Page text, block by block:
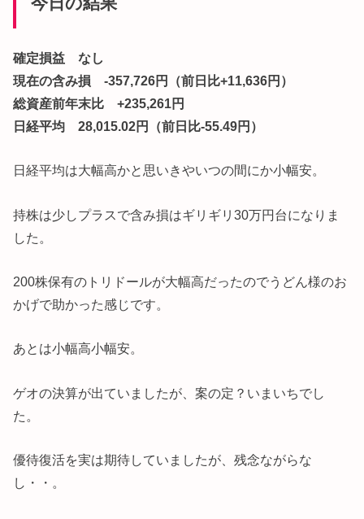
確定損益 なし
現在の含み損 -357,726円（前日比+11,636円）
総資産前年末比 +235,261円
日経平均 28,015.02円（前日比-55.49円）
日経平均は大幅高かと思いきやいつの間にか小幅安。
持株は少しプラスで含み損はギリギリ30万円台になりま
した。
200株保有のトリドールが大幅高だったのでうどん様のお
かげで助かった感じです。
あとは小幅高小幅安。
ゲオの決算が出ていましたが、案の定？いまいちでし
た。
優待復活を実は期待していましたが、残念ながらな
し・・。